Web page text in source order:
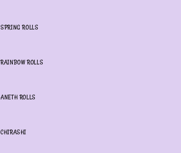
SPRING ROLLS
RAINBOW ROLLS
ANETH ROLLS
CHIRASHI